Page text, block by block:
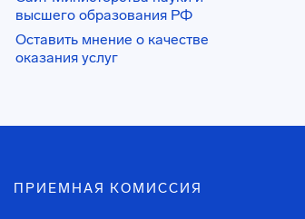
высшего образования РФ
Оставить мнение о качестве
оказания услуг
ПРИЕМНАЯ КОМИССИЯ